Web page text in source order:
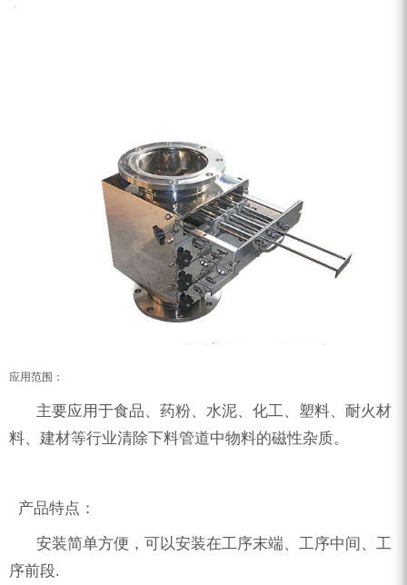
应用范围：
主要应用于食品、药粉、水泥、化工、塑料、耐火材
料、建材等行业清除下料管道中物料的磁性杂质。
产品特点：
安装简单方便，可以安装在工序末端、工序中间、工
序前段.